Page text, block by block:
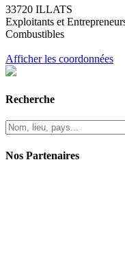
33720 ILLATS
Exploitants et
Combustibles
Afficher les coordonnées
Recherche
Nos Partenaires